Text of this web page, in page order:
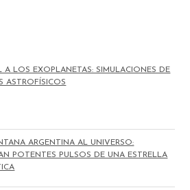
A LOS EXOPLANETAS: SIMULACIONES DE
ASTROFÍSICOS
ARGENTINA AL UNIVERSO:
POTENTES PULSOS DE UNA ESTRELLA